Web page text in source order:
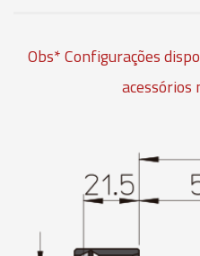
Obs* Configurações
acessórios